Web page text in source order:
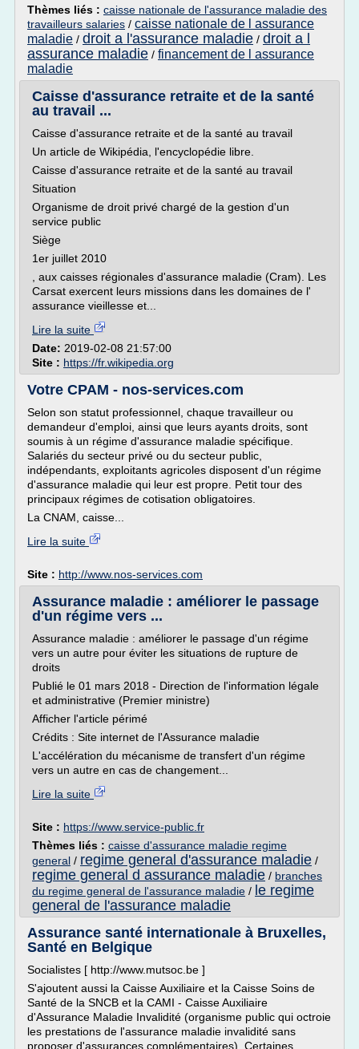
Thèmes liés : caisse nationale de l'assurance maladie des
travailleurs salaries / caisse nationale de l assurance
maladie / droit a l'assurance maladie / droit a l
assurance maladie / financement de l assurance
maladie
Caisse d'assurance retraite et de la santé
au travail ...
Caisse d'assurance retraite et de la santé au travail
Un article de Wikipédia, l'encyclopédie libre.
Caisse d'assurance retraite et de la santé au travail
Situation
Organisme de droit privé chargé de la gestion d'un
service public
Siège
1er juillet 2010
, aux caisses régionales d'assurance maladie (Cram). Les
Carsat exercent leurs missions dans les domaines de l'
assurance vieillesse et...
Lire la suite
Date: 2019-02-08 21:57:00
Site : https://fr.wikipedia.org
Votre CPAM - nos-services.com
Selon son statut professionnel, chaque travailleur ou
demandeur d'emploi, ainsi que leurs ayants droits, sont
soumis à un régime d'assurance maladie spécifique.
Salariés du secteur privé ou du secteur public,
indépendants, exploitants agricoles disposent d'un régime
d'assurance maladie qui leur est propre. Petit tour des
principaux régimes de cotisation obligatoires.
La CNAM, caisse...
Lire la suite
Site : http://www.nos-services.com
Assurance maladie : améliorer le passage
d'un régime vers ...
Assurance maladie : améliorer le passage d'un régime
vers un autre pour éviter les situations de rupture de
droits
Publié le 01 mars 2018 - Direction de l'information légale
et administrative (Premier ministre)
Afficher l'article périmé
Crédits : Site internet de l'Assurance maladie
L'accélération du mécanisme de transfert d'un régime
vers un autre en cas de changement...
Lire la suite
Site : https://www.service-public.fr
Thèmes liés : caisse d'assurance maladie regime
general / regime general d'assurance maladie /
regime general d assurance maladie / branches
du regime general de l'assurance maladie / le regime
general de l'assurance maladie
Assurance santé internationale à Bruxelles,
Santé en Belgique
Socialistes [ http://www.mutsoc.be ]
S'ajoutent aussi la Caisse Auxiliaire et la Caisse Soins de
Santé de la SNCB et la CAMI - Caisse Auxiliaire
d'Assurance Maladie Invalidité (organisme public qui octroie
les prestations de l'assurance maladie invalidité sans
proposer d'assurances complémentaires). Certaines